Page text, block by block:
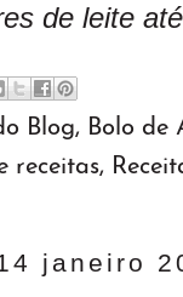
de leite
Blog, Bolo de
receitas,
janeiro